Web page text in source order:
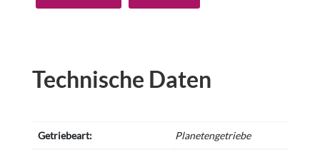
Technische Daten
Getriebeart: Planetengetriebe